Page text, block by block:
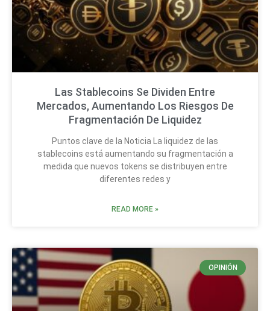
Las Stablecoins Se Dividen Entre
Mercados, Aumentando Los Riesgos De
Fragmentación De Liquidez
Puntos clave de la Noticia La liquidez de las
stablecoins está aumentando su fragmentación a
medida que nuevos tokens se distribuyen entre
diferentes redes y
READ MORE »
OPINIÓN